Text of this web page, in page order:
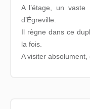
A l’étage, un
d’Égreville.
Il règne dans ce
la fois.
A visiter absolument,